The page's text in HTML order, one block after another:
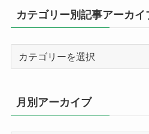
カテゴリー別記事アーカイ
リ
ー
月別アーカイブ